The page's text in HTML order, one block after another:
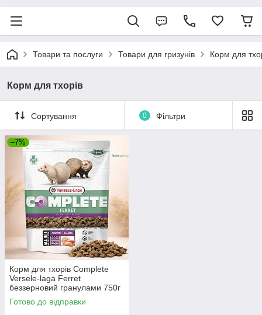
Товари та послуги Товари для гризунів Корм для
Корм для тхорів
Сортування 0 Фільтри
–7%
Корм для тхорів Complete
Versele-laga Ferret
беззерновий гранулами 750г
Готово до відправки